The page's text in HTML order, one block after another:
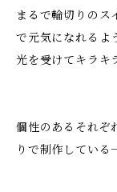
まるで輪切りのス
で元気になれるよ
光を受けてキラキ
個性のあるそれぞ
りで制作している